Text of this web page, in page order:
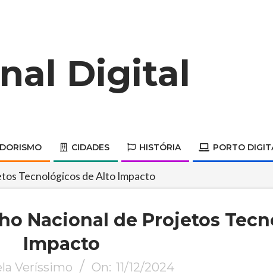
Primary
Navigation
CIDADES HISTÓRIA PORTO
Tecnológicos de Alto Impacto
Nacional de Projetos
Impacto
Veríssimo On: 11/12/2024